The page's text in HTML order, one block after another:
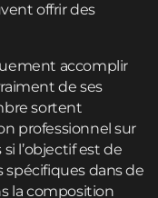
offrir des
accomplir
de ses
sortent
professionnel sur
l’objectif est de
dans de
la composition